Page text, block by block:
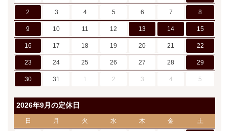
2 3 4 5 6 7 8
9 10 11 12 13 14 15
16 17 18 19 20 21 22
23 24 25 26 27 28 29
30 31 1 2 3 4 5
2026年9月の定休日
日 月 火 水 木 金 土